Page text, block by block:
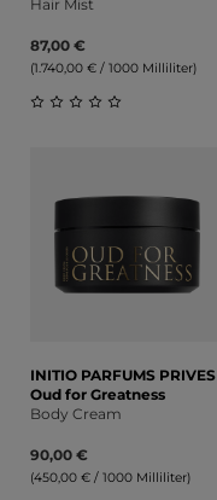
Hair Mist
87,00 €
(1.740,00 € / 1000 Milliliter)
INITIO PARFUMS PRIVES
Oud for Greatness
Body Cream
90,00 €
(450,00 € / 1000 Milliliter)